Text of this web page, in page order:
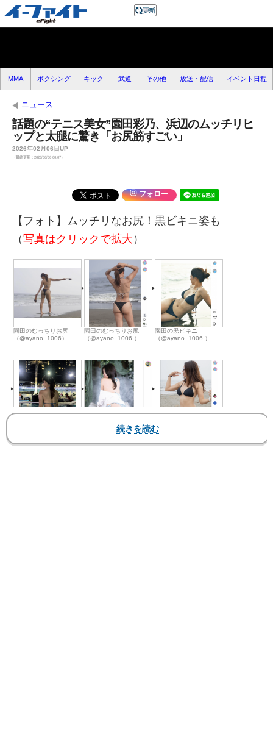
MMA ボクシング キック 武道 その他 放送・配信 イベント日程
ニュース
話題の“テニス美女”園田彩乃、浜辺のムッチリヒ
ップと太腿に驚き「お尻筋すごい」
2026年02月06日UP
（最終更新：2026/06/06 00:07）
フォロー
【フォト】ムッチリなお尻！黒ビキニ姿も
（写真はクリックで拡大 ）
園田のむっちりお尻
（@ayano_1006）
園田のむっちりお尻
（@ayano_1006 ）
園田の黒ビキニ
（@ayano_1006 ）
園田のビキニ
園田の黒ビキニ